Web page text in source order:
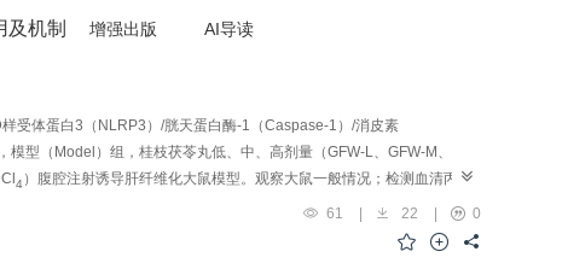
合RNA-seq数据分析鉴定出31个关键的DemiRs（6个上调，25个下
释结果发现前20个上调的关键靶基因富集于氨基酸和脂肪酸代谢，而前
，激活代谢重编程并抑制PI3K/Akt信号通路，为中药复方多靶点抗肝纤
机制 增强出版 AI导读
受体蛋白3（NLRP3）/胱天蛋白酶-1（Caspase-1）/消皮素
型（Model）组，桂枝茯苓丸低、中、高剂量（GFW-L、GFW-M、
4）腹腔注射诱导肝纤维化大鼠模型。观察大鼠一般情况；检测血清丙氨
）染色评估肝组织病理形态及胶原沉积；透射电镜（TEM）观察线粒体等
清白细胞介素-1β（IL-1β）、白细胞介素-18（IL-18）水平；实时荧光定
（Western blot）检测大鼠肝组织NLRP3/Caspase-1/GSDMD信号通路
61 22
0